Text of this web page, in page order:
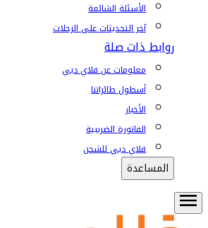
الأسئلة الشائعة
آخر التحديثات على الرحلات
روابط ذات صلة
معلومات عن فلاي دبي
أسطول طائراتنا
الأخبار
الفاتورة الضريبية
فلاي دبي للشحن
المساعدة